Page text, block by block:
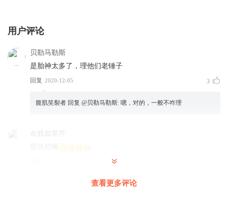
用户评论
贝勒马勒斯
是胎神太多了，理他们老锤子
回复 2020-12-05 3
腹肌笑裂者 回复 @贝勒马勒斯: 嗯，对的，一般不咋理
命贱如草芥
查看更多评论